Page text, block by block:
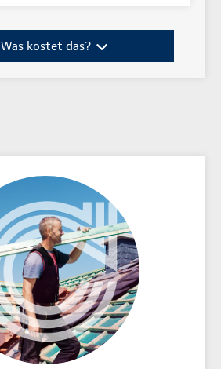
Was kostet das?